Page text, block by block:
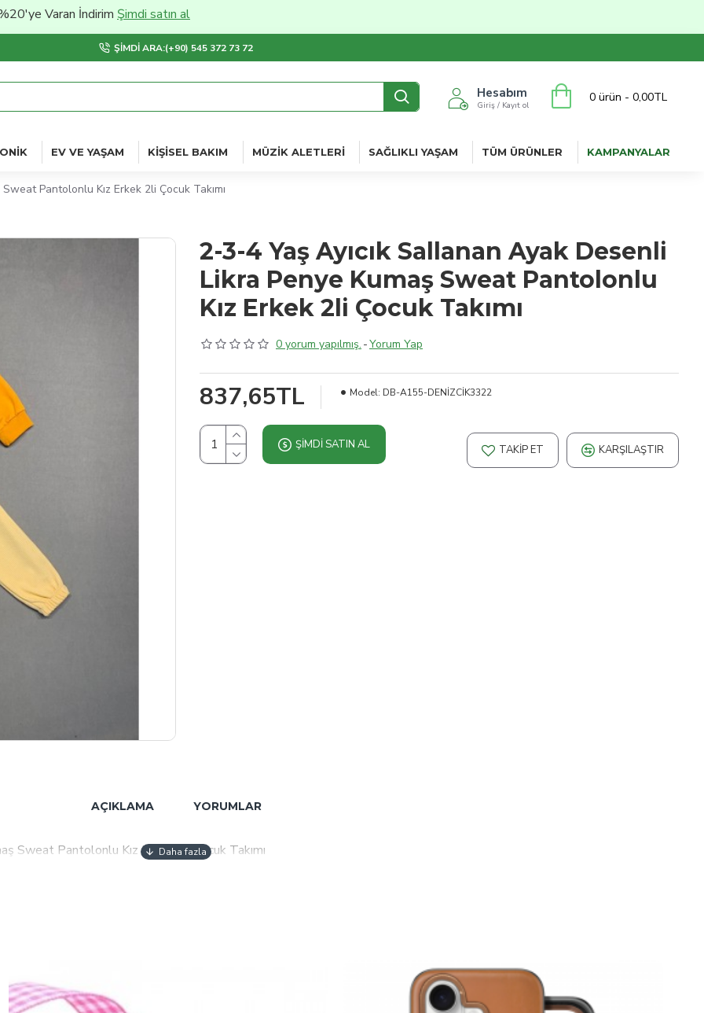
İndirim Şimdi satın al
ŞIMDI ARA:(+90) 545 372 73 72
Hesabım
Giriş / Kayıt ol
0 ürün - 0,00TL
EV VE YAŞAM KIŞISEL BAKIM MÜZIK ALETLERI SAĞLIKLI YAŞAM TÜM ÜRÜNLER KAMPANYALAR
Pantolonlu Kız Erkek 2li Çocuk Takımı
2-3-4 Yaş Ayıcık Sallanan Ayak Desenli
Likra Penye Kumaş Sweat Pantolonlu
Kız Erkek 2li Çocuk Takımı
0 yorum yapılmış. -Yorum Yap
837,65TL Model: DB-A155-DENİZCİK3322
ŞIMDI SATIN AL TAKIP ET KARŞILAŞTIR
AÇIKLAMA YORUMLAR
Sweat Pantolonlu Kız Erkek 2li Çocuk Takımı